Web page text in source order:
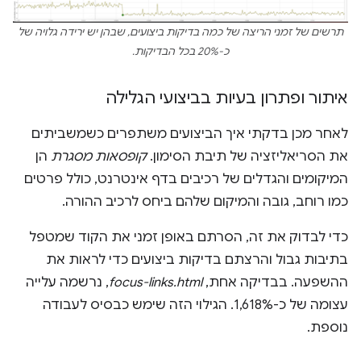
תרשים של זמני הריצה של כמה בדיקות ביצועים, שבהן יש ירידה גלויה של
כ-20% בכל הבדיקות.
איתור ופתרון בעיות בביצועי הגלילה
לאחר מכן בדקתי איך הביצועים משתפרים כשמשביתים
את הסריאליזציה של תיבת הסימון.קופסאות מסגרת הן
המיקומים והגדלים של רכיבים בדף אינטרנט, כולל פרטים
כמו רוחב, גובה והמיקום שלהם ביחס לרכיב ההורה.
כדי לבדוק את זה, הסרתם באופן זמני את הקוד שמטפל
בתיבות גבול והרצתם בדיקות ביצועים כדי לראות את
ההשפעה. בבדיקה אחת,focus-links.html, נרשמה עלייה
עצומה של כ-1,618%. הגילוי הזה שימש כבסיס לעבודה
נוספת.